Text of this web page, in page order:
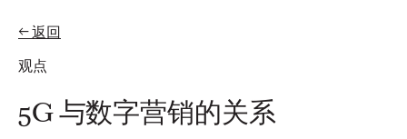
观点
← 返回
5G 与数字营销的关系